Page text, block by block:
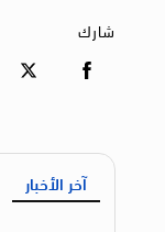
شارك
آخر الأخبار